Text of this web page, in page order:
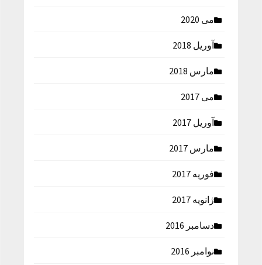
می 2020
آوریل 2018
مارس 2018
می 2017
آوریل 2017
مارس 2017
فوریه 2017
ژانویه 2017
دسامبر 2016
نوامبر 2016